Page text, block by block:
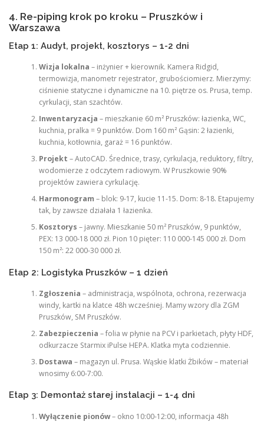
4. Re-piping krok po kroku – Pruszków i
Warszawa
Etap 1: Audyt, projekt, kosztorys – 1-2 dni
Wizja lokalna – inżynier + kierownik. Kamera Ridgid,
termowizja, manometr rejestrator, grubościomierz. Mierzymy:
ciśnienie statyczne i dynamiczne na 10. piętrze os. Prusa, temp.
cyrkulacji, stan szachtów.
Inwentaryzacja – mieszkanie 60 m² Pruszków: łazienka, WC,
kuchnia, pralka = 9 punktów. Dom 160 m² Gąsin: 2 łazienki,
kuchnia, kotłownia, garaż = 16 punktów.
Projekt – AutoCAD. Średnice, trasy, cyrkulacja, reduktory, filtry,
wodomierze z odczytem radiowym. W Pruszkowie 90%
projektów zawiera cyrkulację.
Harmonogram – blok: 9-17, kucie 11-15. Dom: 8-18. Etapujemy
tak, by zawsze działała 1 łazienka.
Kosztorys – jawny. Mieszkanie 50 m² Pruszków, 9 punktów,
PEX: 13 000-18 000 zł. Pion 10 pięter: 110 000-145 000 zł. Dom
150 m²: 22 000-30 000 zł.
Etap 2: Logistyka Pruszków – 1 dzień
Zgłoszenia – administracja, wspólnota, ochrona, rezerwacja
windy, kartki na klatce 48h wcześniej. Mamy wzory dla ZGM
Pruszków, SM Pruszków.
Zabezpieczenia – folia w płynie na PCV i parkietach, płyty HDF,
odkurzacze Starmix iPulse HEPA. Klatka myta codziennie.
Dostawa – magazyn ul. Prusa. Wąskie klatki Żbików – materiał
wnosimy 6:00-7:00.
Etap 3: Demontaż starej instalacji – 1-4 dni
Wyłączenie pionów– okno 10:00-12:00, informacja 48h